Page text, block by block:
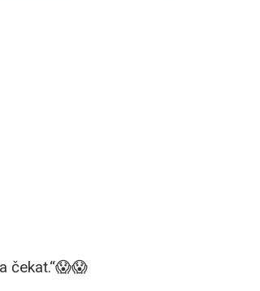
čekat.“😱😱